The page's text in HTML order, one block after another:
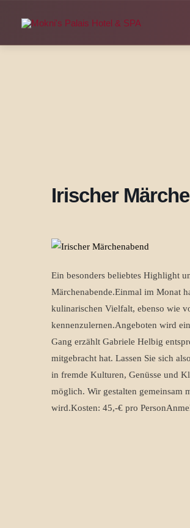
Irischer
Ein besonders beliebtes Highlight
Märchenabende.Einmal im Monat
kulinarischen Vielfalt, ebenso wie
kennenzulernen.Angeboten wird
Gang erzählt Gabriele Helbig
mitgebracht hat. Lassen Sie sich
in fremde Kulturen, Genüsse und
möglich. Wir gestalten gemeinsam
wird.Kosten: 45,-€ pro